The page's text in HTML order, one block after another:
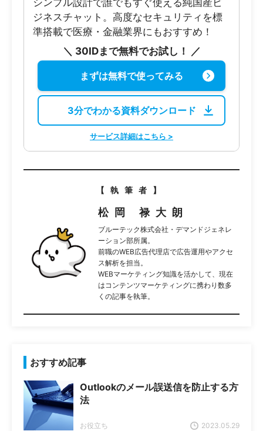
シンプル設計で誰でもすぐ使える純国産ビ
ジネスチャット。高度なセキュリティを標
準搭載で医療・金融業界にもおすすめ！
＼ 30IDまで無料でお試し！ ／
まずは無料で使ってみる
3分でわかる資料ダウンロード
サービス詳細はこちら >
【執筆者】
松岡 禄大朗
ブルーテック株式会社・デマンドジェネレ
ーション部所属。
前職のWEB広告代理店で広告運用やアクセ
ス解析を担当。
WEBマーケティング知識を活かして、現在
はコンテンツマーケティングに携わり数多
くの記事を執筆。
おすすめ記事
Outlookのメール誤送信を防止する方
法
2023.05.29
お役立ち